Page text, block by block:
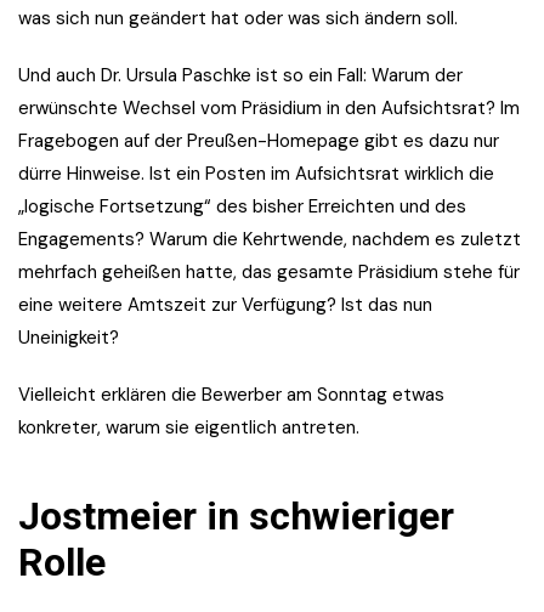
was sich nun geändert hat oder was sich ändern soll.
Und auch Dr. Ursula Paschke ist so ein Fall: Warum der
erwünschte Wechsel vom Präsidium in den Aufsichtsrat? Im
Fragebogen auf der Preußen-Homepage gibt es dazu nur
dürre Hinweise. Ist ein Posten im Aufsichtsrat wirklich die
„logische Fortsetzung“ des bisher Erreichten und des
Engagements? Warum die Kehrtwende, nachdem es zuletzt
mehrfach geheißen hatte, das gesamte Präsidium stehe für
eine weitere Amtszeit zur Verfügung? Ist das nun
Uneinigkeit?
Vielleicht erklären die Bewerber am Sonntag etwas
konkreter, warum sie eigentlich antreten.
Jostmeier in schwieriger
Rolle